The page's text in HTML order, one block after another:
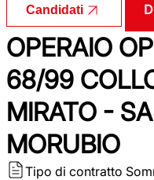
Candidati
OPERAIO
68/99
MIRATO -
MORUBIO
Tipo di contratto